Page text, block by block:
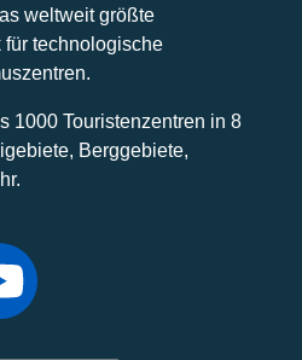
weltweit größte
für technologische
1000 Touristenzentren in 8
Berggebiete,